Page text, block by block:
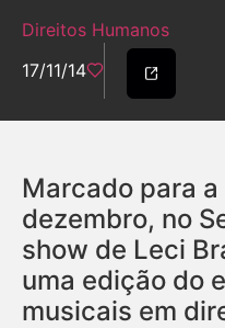
Direitos Humanos
17/11/14
Marcado para
dezembro, no
show de Leci
uma edição do
musicais em